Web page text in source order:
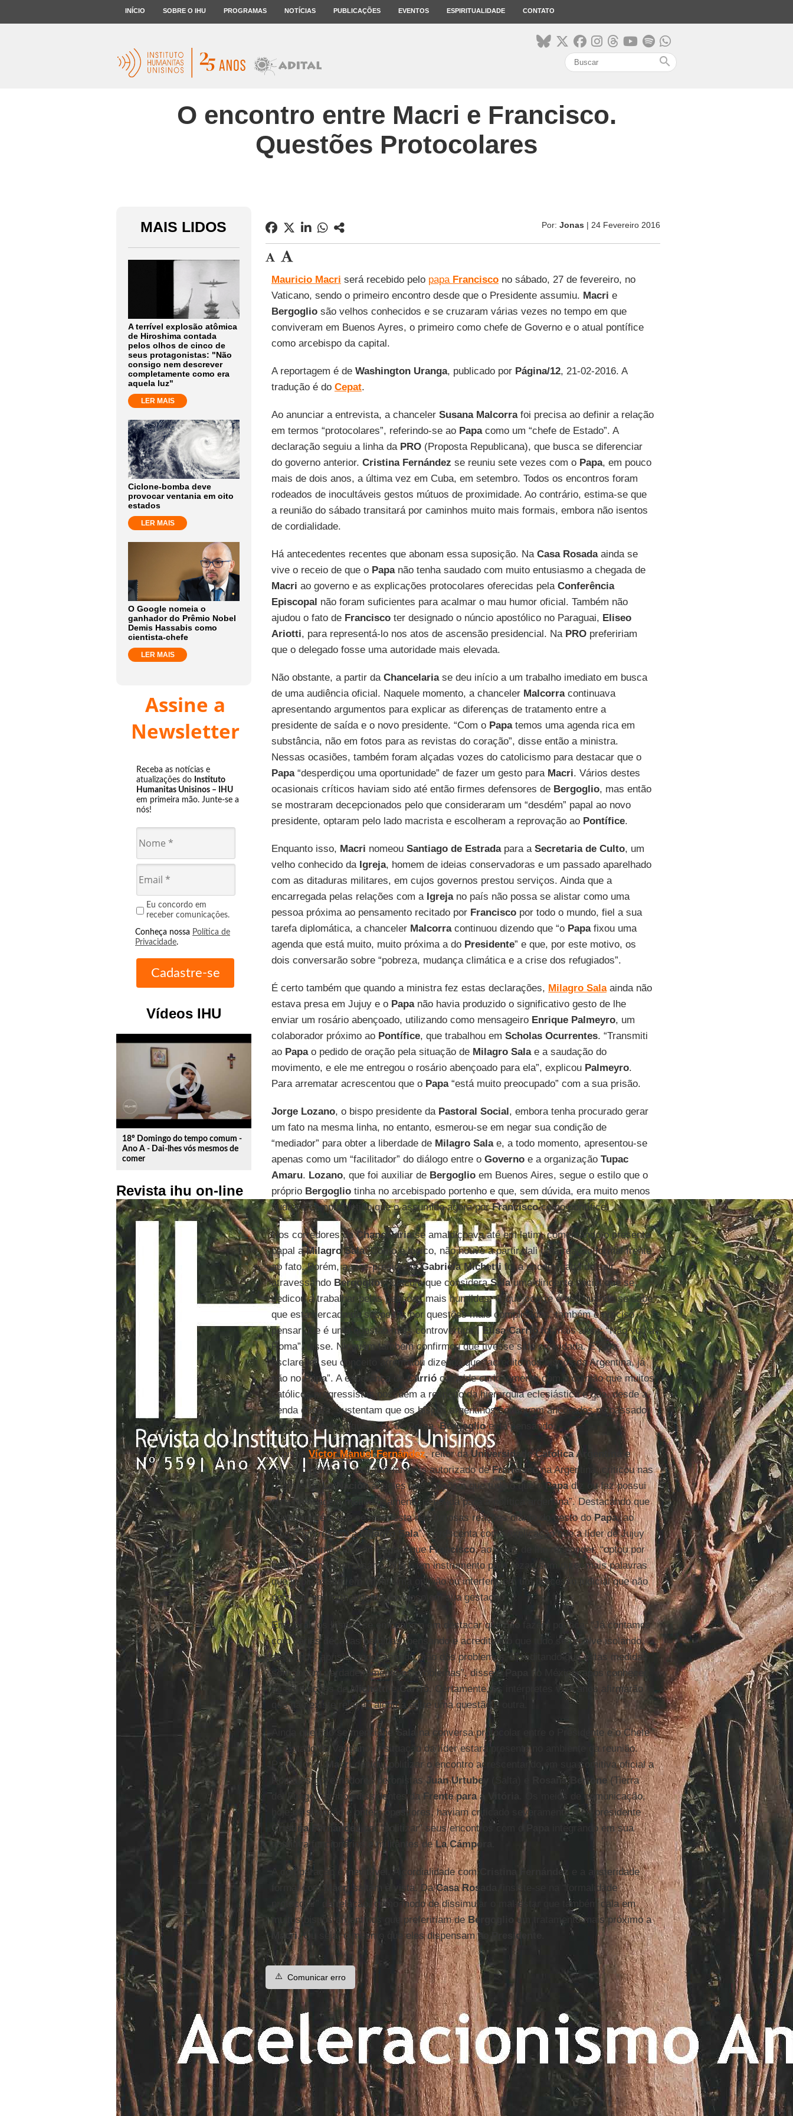
INÍCIO SOBRE O IHU PROGRAMAS NOTÍCIAS PUBLICAÇÕES EVENTOS ESPIRITUALIDADE CONTATO
search
O encontro entre Macri e Francisco.
Questões Protocolares
MAIS LIDOS
A terrível explosão atômica
de Hiroshima contada
pelos olhos de cinco de
seus protagonistas: "Não
consigo nem descrever
completamente como era
aquela luz"
LER MAIS
Ciclone-bomba deve
provocar ventania em oito
estados
LER MAIS
O Google nomeia o
ganhador do Prêmio Nobel
Demis Hassabis como
cientista-chefe
LER MAIS
Assine a
Newsletter
Receba as notícias e
atualizações do Instituto
Humanitas Unisinos – IHU
em primeira mão. Junte-se a
nós!
Eu concordo em
receber comunicações.
Conheça nossa Política de
Privacidade.
Vídeos IHU
play_circle_outline
18º Domingo do tempo comum -
Ano A - Dai-lhes vós mesmos de
comer
Revista ihu on-line
Por: Jonas | 24 Fevereiro 2016
Mauricio Macri será recebido pelo papa Franciscono sábado, 27 de fevereiro, no
Vaticano, sendo o primeiro encontro desde que o Presidente assumiu. Macri e
Bergogliosão velhos conhecidos e se cruzaram várias vezes no tempo em que
conviveram em Buenos Ayres, o primeiro como chefe de Governo e o atual pontífice
como arcebispo da capital.
A reportagem é de Washington Uranga, publicado por Página/12, 21-02-2016. A
tradução é do Cepat.
Ao anunciar a entrevista, a chanceler Susana Malcorrafoi precisa ao definir a relação
em termos “protocolares”, referindo-se ao Papacomo um “chefe de Estado”. A
declaração seguiu a linha da PRO(Proposta Republicana), que busca se diferenciar
do governo anterior. Cristina Fernández se reuniu sete vezes com o Papa, em pouco
mais de dois anos, a última vez em Cuba, em setembro. Todos os encontros foram
rodeados de inocultáveis gestos mútuos de proximidade. Ao contrário, estima-se que
a reunião do sábado transitará por caminhos muito mais formais, embora não isentos
de cordialidade.
Há antecedentes recentes que abonam essa suposição. Na Casa Rosadaainda se
vive o receio de que o Papanão tenha saudado com muito entusiasmo a chegada de
Macri ao governo e as explicações protocolares oferecidas pela Conferência
Episcopal não foram suficientes para acalmar o mau humor oficial. Também não
ajudou o fato de Franciscoter designado o núncio apostólico no Paraguai, Eliseo
Ariotti, para representá-lo nos atos de ascensão presidencial. Na PROprefeririam
que o delegado fosse uma autoridade mais elevada.
Não obstante, a partir da Chancelariase deu início a um trabalho imediato em busca
de uma audiência oficial. Naquele momento, a chanceler Malcorracontinuava
apresentando argumentos para explicar as diferenças de tratamento entre a
presidente de saída e o novo presidente. “Com o Papatemos uma agenda rica em
substância, não em fotos para as revistas do coração”, disse então a ministra.
Nessas ocasiões, também foram alçadas vozes do catolicismo para destacar que o
Papa“desperdiçou uma oportunidade” de fazer um gesto para Macri. Vários destes
ocasionais críticos haviam sido até então firmes defensores de Bergoglio, mas então
se mostraram decepcionados pelo que consideraram um “desdém” papal ao novo
presidente, optaram pelo lado macrista e escolheram a reprovação ao Pontífice.
Enquanto isso, Macri nomeou Santiago de Estradapara a Secretaria de Culto, um
velho conhecido da Igreja, homem de ideias conservadoras e um passado aparelhado
com as ditaduras militares, em cujos governos prestou serviços. Ainda que a
encarregada pelas relações com a Igrejano país não possa se alistar como uma
pessoa próxima ao pensamento recitado por Franciscopor todo o mundo, fiel a sua
tarefa diplomática, a chanceler Malcorracontinuou dizendo que “o Papafixou uma
agenda que está muito, muito próxima a do Presidente” e que, por este motivo, os
dois conversarão sobre “pobreza, mudança climática e a crise dos refugiados”.
É certo também que quando a ministra fez estas declarações, Milagro Salaainda não
estava presa em Jujuy e o Papanão havia produzido o significativo gesto de lhe
enviar um rosário abençoado, utilizando como mensageiro Enrique Palmeyro, um
colaborador próximo ao Pontífice, que trabalhou em Scholas Ocurrentes. “Transmiti
ao Papao pedido de oração pela situação de Milagro Salae a saudação do
movimento, e ele me entregou o rosário abençoado para ela”, explicou Palmeyro.
Para arrematar acrescentou que o Papa“está muito preocupado” com a sua prisão.
Jorge Lozano, o bispo presidente da Pastoral Social, embora tenha procurado gerar
um fato na mesma linha, no entanto, esmerou-se em negar sua condição de
“mediador” para obter a liberdade de Milagro Salae, a todo momento, apresentou-se
apenas como um “facilitador” do diálogo entre o Governoe a organização Tupac
Amaru. Lozano, que foi auxiliar de Bergoglioem Buenos Aires, segue o estilo que o
próprio Bergogliotinha no arcebispado portenho e que, sem dúvida, era muito menos
audaz e comprometido que o assumido agora porFranciscocomo pontífice.
Nos corredores daChancelariase amaldiçoava até em latim, comentando o presente
papal aMilagro Sala. Como é lógico, não houve a partir dali uma reação formal frente
ao fato. Porém, a vice-presidenteGabriela Michettifoi a encarregada de sair
atravessando Bergoglio: “Calculo que consideraSalauma dirigente social que se
dedicou a trabalhar pelas pessoas mais humildes. O que ocorre é que quando se sabe
que está cercada de suspeitas por questões mais complicadas, também é preciso
pensar que é uma questão mais controvertida”.Elisa Carriófoi mais além: “Não vou a
Roma”, disse. Ninguém também confirmou que tivesse sido convidada. E para
esclarecer seu conceito arrematou dizendo que “acredito nos bispos da Argentina, já
não noPapa”. A esperança deCarriócoincide curiosamente com a opinião que muitos
católicos progressistas possuem a respeito da hierarquia eclesiástica e que, desde a
senda oposta, sustentam que os bispos argentinos continuam ancorados no passado
e sem entender o que hoje, de Roma,Bergoglioestá pensando.
O bispo Víctor Manuel Fernández, reitor daUniversidade Católica Argentina e
talvez o porta-voz extraoficial mais autorizado deFranciscona Argentina, criticou nas
páginas deLa Naciónaqueles que “supõem que tudo o que o Papadiz ou faz possui
uma mensagem meticulosamente pensada para a política argentina”. Destacando que
o anterior “é o que se manifesta nas furiosas reações diante do gesto doPapa, ao
enviar um rosário aMilagro Sala”. Acrescenta como explicação que a líder de Jujuy
escreveu uma carta aoPapa e queFrancisco, ao invés de lhe responder, “optou por
enviar apenas um rosário, que é um instrumento para rezar, sem dizer mais palavras
que implicassem em emitir uma opinião ou interferir em um processo judicial que não
deixa de ser formalmente duvidoso em sua gestação”.
Em geral, os bispos se empenham em destacar que não fazem política. “Já contamos
com várias décadas perdidas, pensando e acreditando que tudo se resolve isolando,
afastando, aprisionando, abrindo mão dos problemas, acreditando que estas medidas
solucionam verdadeiramente os problemas”, disse oPapa
no México, após conhecer
as afirmações deMichetti e Carrió. Certamente, os intérpretes vaticanos afirmarão
que não existe relação alguma entre uma questão e outra.
Ainda que não se mencioneSala
na conversa protocolar entre o Presidente e o Chefe
de Estado do Vaticano, a situação da líder estará presente no ambiente da reunião.
Para piorar,
Macridecidiu politizar o encontro acrescentando em sua comitiva oficial a
Roma os governadores peronistas Juan Urtubey Rosana Bertone(Tierra
del Fuego), ambos dissidentes daFrente para a Vitória
. Os meios de comunicação,
hoje da situação e ontem opositores, haviam criticado severamente a ex-presidente
Cristina Fernández por “politizar” seus encontros com o
integrando em sua
comitiva funcionários e militantes deLa Cámpora
A comparação é inevitável. A cordialidade comCristina Fernández
e a austeridade
formal com
Macri saltam à vista. DaCasa Rosada
, insiste-se na “formalidade
protocolar” da relação, como modo de dissimular o mal-estar que também cala em
muitos bispos argentinos que prefeririam deBergoglio um tratamento mais próximo a
Macri. Ou seja, o mesmo que eles dispensam ao Presidente
⚠️ Comunicar erro